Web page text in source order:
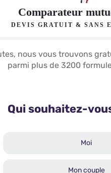
Comparateur
DEVIS GRATUIT & SANS